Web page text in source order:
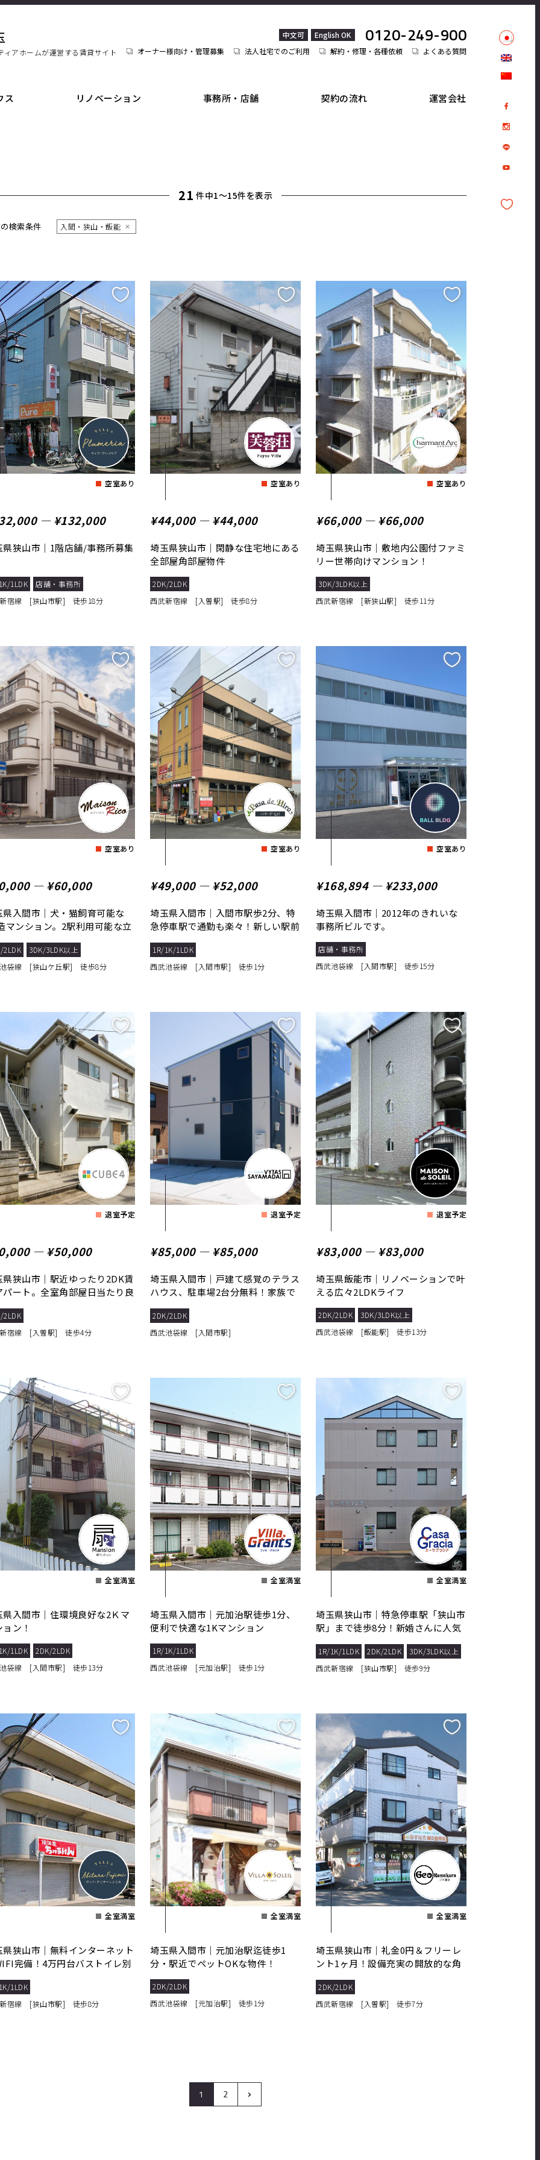
ィアホームが運営する賃貸サイト
中文可 English OK 0120-249-900
オーナー様向け・管理募集 法人社宅でのご利用 解約・修理・各種依頼 よくある質問
ス リノベーション 事務所・店舗 契約の流れ 運営会社
21 件中1〜15件を表示
検索条件 入間・狭山・飯能
空室あり
― ¥132,000
県狭山市｜1階店舗/事務所募集
1LDK
店舗・事務所
宿線 [狭山市駅] 徒歩18分
空室あり
¥44,000 ― ¥44,000
埼玉県狭山市｜閑静な住宅地にある
全部屋角部屋物件
2DK/2LDK
西武新宿線 [入曽駅] 徒歩8分
空室あり
¥66,000 ― ¥66,000
埼玉県狭山市｜敷地内公園付ファミ
リー世帯向けマンション！
3DK/3LDK以上
西武新宿線 [新狭山駅] 徒歩11分
空室あり
― ¥60,000
県入間市｜犬・猫飼育可能な
マンション。2駅利用可能な立
2LDK
3DK/3LDK以上
袋線 [狭山ケ丘駅] 徒歩8分
空室あり
¥49,000 ― ¥52,000
埼玉県入間市｜入間市駅歩2分、特
急停車駅で通勤も楽々！新しい駅前
1R/1K/1LDK
西武池袋線 [入間市駅] 徒歩1分
空室あり
¥168,894 ― ¥233,000
埼玉県入間市｜2012年のきれいな
事務所ビルです。
店舗・事務所
西武池袋線 [入間市駅] 徒歩15分
退室予定
― ¥50,000
県狭山市｜駅近ゆったり2DK賃
パート。全室角部屋日当たり良
2LDK
宿線 [入曽駅] 徒歩4分
退室予定
¥85,000 ― ¥85,000
埼玉県入間市｜戸建て感覚のテラス
ハウス、駐車場2台分無料！家族で
2DK/2LDK
西武池袋線 [入間市駅]
退室予定
¥83,000 ― ¥83,000
埼玉県飯能市｜リノベーションで叶
える広々2LDKライフ
2DK/2LDK
3DK/3LDK以上
西武池袋線 [飯能駅] 徒歩13分
全室満室
県入間市｜住環境良好な2Ｋマ
ン！
1LDK
2DK/2LDK
袋線 [入間市駅] 徒歩13分
全室満室
埼玉県入間市｜元加治駅徒歩1分、
便利で快適な1Kマンション
1R/1K/1LDK
西武池袋線 [元加治駅] 徒歩1分
全室満室
埼玉県狭山市｜特急停車駅「狭山市
駅」まで徒歩8分！新婚さんに人気
1R/1K/1LDK 2DK/2LDK
3DK/3LDK以上
西武新宿線 [狭山市駅] 徒歩9分
全室満室
県狭山市｜無料インターネット
完備！4万円台バストイレ別
1LDK
宿線 [狭山市駅] 徒歩8分
全室満室
埼玉県入間市｜元加治駅迄徒歩1
分・駅近でペットOKな物件！
2DK/2LDK
西武池袋線 [元加治駅] 徒歩1分
全室満室
埼玉県狭山市｜礼金0円＆フリーレ
ント1ヶ月！設備充実の開放的な角
2DK/2LDK
西武新宿線 [入曽駅] 徒歩7分
1 2 ›